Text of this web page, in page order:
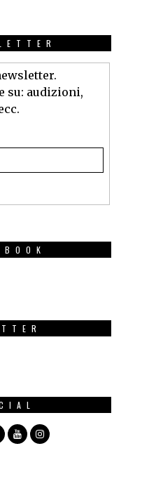
su: audizioni,